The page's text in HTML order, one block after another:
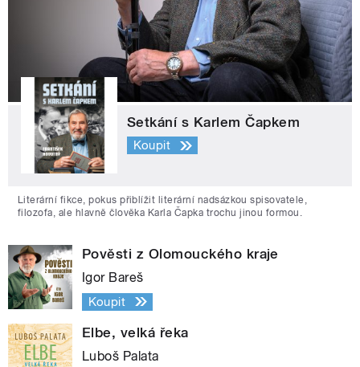
Setkání s Karlem Čapkem
Koupit
Literární fikce, pokus přiblížit literární nadsázkou spisovatele,
filozofa, ale hlavně člověka Karla Čapka trochu jinou formou.
Pověsti z Olomouckého kraje
Igor Bareš
Koupit
Elbe, velká řeka
Luboš Palata